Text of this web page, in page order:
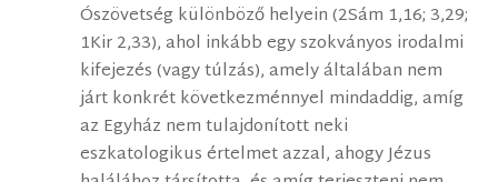
Ószövetség különböző helyein (2Sám 1,16; 3,29;
1Kir 2,33), ahol inkább egy szokványos irodalmi
kifejezés (vagy túlzás), amely általában nem
járt konkrét következménnyel mindaddig, amíg
az Egyház nem tulajdonított neki
eszkatologikus értelmet azzal, ahogy Jézus